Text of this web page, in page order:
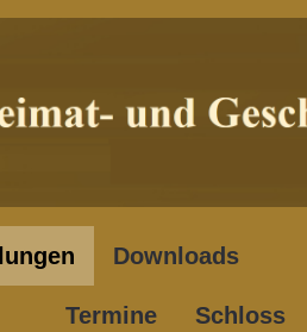
Downloads
Termine Schloss